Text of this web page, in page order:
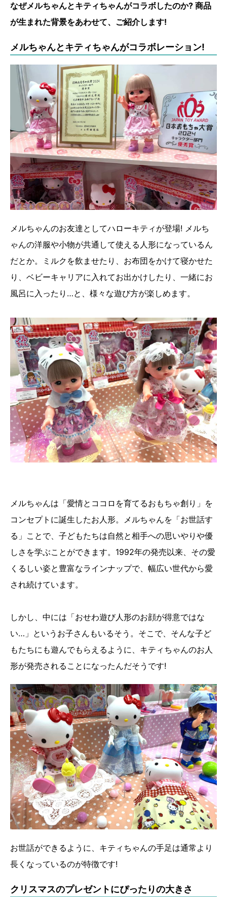
なぜメルちゃんとキティちゃんがコラボしたのか? 商品
が生まれた背景をあわせて、ご紹介します!
メルちゃんとキティちゃんがコラボレーション!
メルちゃんのお友達としてハローキティが登場! メルち
ゃんの洋服や小物が共通して使える人形になっているん
だとか。ミルクを飲ませたり、お布団をかけて寝かせた
り、ベビーキャリアに入れてお出かけしたり、一緒にお
風呂に入ったり…と、様々な遊び方が楽しめます。
メルちゃんは「愛情とココロを育てるおもちゃ創り」を
コンセプトに誕生したお人形。メルちゃんを「お世話す
る」ことで、子どもたちは自然と相手への思いやりや優
しさを学ぶことができます。1992年の発売以来、その愛
くるしい姿と豊富なラインナップで、幅広い世代から愛
され続けています。
しかし、中には「おせわ遊び人形のお顔が得意ではな
い…」というお子さんもいるそう。そこで、そんな子ど
もたちにも遊んでもらえるように、キティちゃんのお人
形が発売されることになったんだそうです!
お世話ができるように、キティちゃんの手足は通常より
長くなっているのが特徴です!
クリスマスのプレゼントにぴったりの大きさ